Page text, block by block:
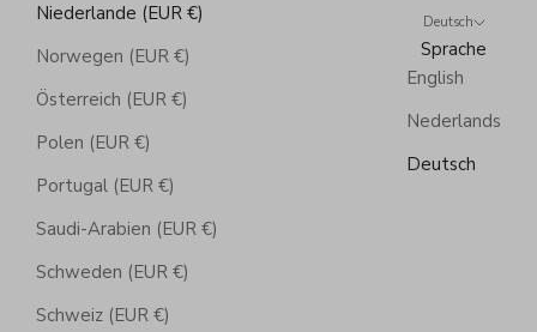
Niederlande (EUR €)
Norwegen (EUR €)
Österreich (EUR €)
Polen (EUR €)
Portugal (EUR €)
Saudi-Arabien (EUR €)
Schweden (EUR €)
Schweiz (EUR €)
Deutsch
Sprache
English
Nederlands
Deutsch